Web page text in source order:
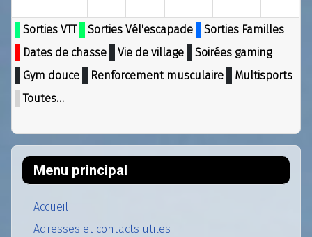
Sorties VTT Sorties Vél'escapade
Sorties Familles
Dates de chasse
Vie de village
Soirées gaming
Gym douce
Renforcement musculaire
Multisports
Toutes…
Menu principal
Accueil
Adresses et contacts utiles